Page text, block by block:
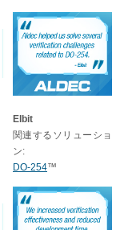
Elbit
関連するソリューショ
ン:
DO-254™